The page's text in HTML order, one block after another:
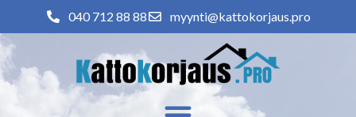
040 712 88 88 myynti@kattokorjaus.pro